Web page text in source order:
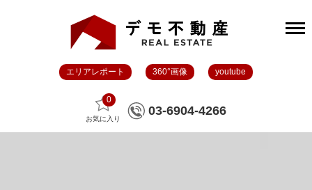
エリアレポート 360°画像 youtube
0
お気に入り
03-6904-4266